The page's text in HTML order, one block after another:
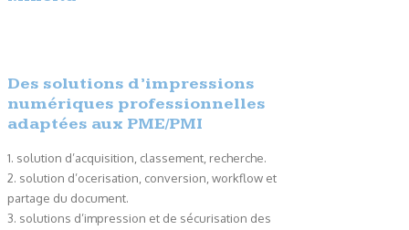
Des solutions d’impressions
numériques professionnelles
adaptées aux PME/PMI
1. solution d’acquisition, classement, recherche.
2. solution d’ocerisation, conversion, workflow et
partage du document.
3. solutions d’impression et de sécurisation des